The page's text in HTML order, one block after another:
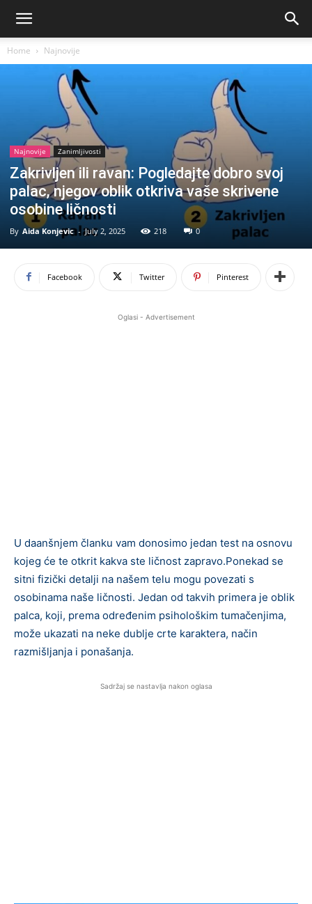
Home Najnovije
Najnovije Zanimljivosti
Zakrivljen ili ravan: Pogledajte dobro svoj
palac, njegov oblik otkriva vaše skrivene
osobine ličnosti
By Aida Konjevic - July 2, 2025 218 0
Facebook Twitter Pinterest
Oglasi - Advertisement
U daanšnjem članku vam donosimo jedan test na osnovu
kojeg će te otkrit kakva ste ličnost zapravo.Ponekad se
sitni fizički detalji na našem telu mogu povezati s
osobinama naše ličnosti. Jedan od takvih primera je oblik
palca, koji, prema određenim psihološkim tumačenjima,
može ukazati na neke dublje crte karaktera, način
razmišljanja i ponašanja.
Sadržaj se nastavlja nakon oglasa